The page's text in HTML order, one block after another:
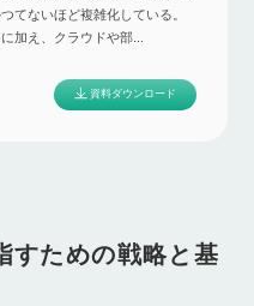
てないほど複雑化している。
加え、クラウドや部...
資料ダウンロード
すための戦略と基